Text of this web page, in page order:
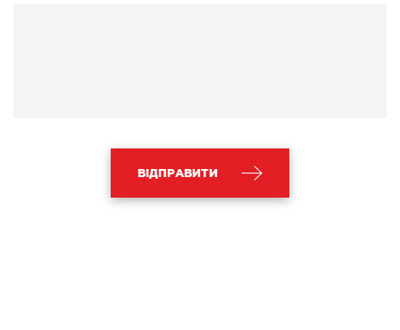
ВІДПРАВИТИ